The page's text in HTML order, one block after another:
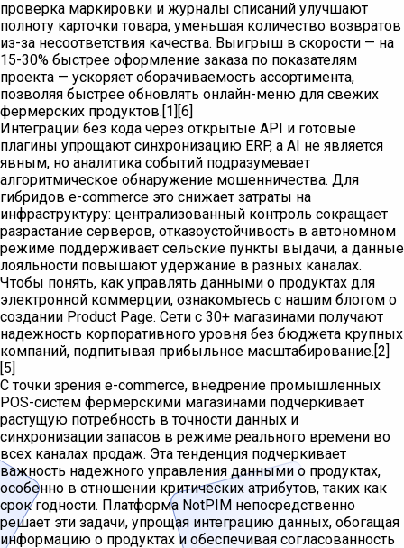
проверка маркировки и журналы списаний улучшают
полноту карточки товара, уменьшая количество возвратов
из-за несоответствия качества. Выигрыш в скорости — на
15-30% быстрее оформление заказа по показателям
проекта — ускоряет оборачиваемость ассортимента,
позволяя быстрее обновлять онлайн-меню для свежих
фермерских продуктов.[1][6]
Интеграции без кода через открытые API и готовые
плагины упрощают синхронизацию ERP, а AI не является
явным, но аналитика событий подразумевает
алгоритмическое обнаружение мошенничества. Для
гибридов e-commerce это снижает затраты на
инфраструктуру: централизованный контроль сокращает
разрастание серверов, отказоустойчивость в автономном
режиме поддерживает сельские пункты выдачи, а данные
лояльности повышают удержание в разных каналах.
Чтобы понять, как управлять данными о продуктах для
электронной коммерции, ознакомьтесь с нашим блогом о
создании Product Page. Сети с 30+ магазинами получают
надежность корпоративного уровня без бюджета крупных
компаний, подпитывая прибыльное масштабирование.[2]
[5]
С точки зрения e-commerce, внедрение промышленных
POS-систем фермерскими магазинами подчеркивает
растущую потребность в точности данных и
синхронизации запасов в режиме реального времени во
всех каналах продаж. Эта тенденция подчеркивает
важность надежного управления данными о продуктах,
особенно в отношении критических атрибутов, таких как
срок годности. Платформа NotPIM непосредственно
решает эти задачи, упрощая интеграцию данных, обогащая
информацию о продуктах и обеспечивая согласованность